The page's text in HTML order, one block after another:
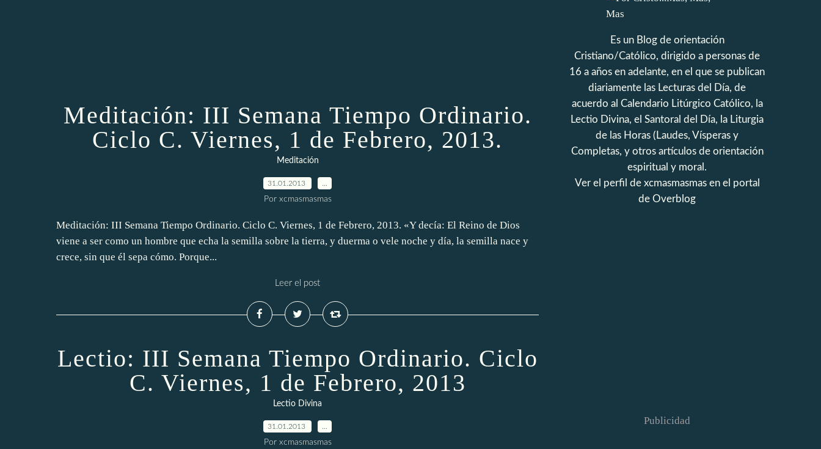
Meditación: III Semana Tiempo Ordinario.
Ciclo C. Viernes, 1 de Febrero, 2013.
Meditación
31.01.2013
Por xcmasmasmas
Meditación: III Semana Tiempo Ordinario. Ciclo C. Viernes, 1 de Febrero, 2013. «Y decía: El Reino de Dios
viene a ser como un hombre que echa la semilla sobre la tierra, y duerma o vele noche y día, la semilla nace y
crece, sin que él sepa cómo. Porque...
Leer el post
Lectio: III Semana Tiempo Ordinario. Ciclo
C. Viernes, 1 de Febrero, 2013
Lectio Divina
31.01.2013
Por xcmasmasmas
Es un Blog de orientación
Cristiano/Católico, dirigido a personas de
16 a años en adelante, en el que se publican
diariamente las Lecturas del Día, de
acuerdo al Calendario Litúrgico Católico, la
Lectio Divina, el Santoral del Día, la Liturgia
de las Horas (Laudes, Vísperas y
Completas, y otros artículos de orientación
espiritual y moral.
Ver el perfil de xcmasmasmasen el portal
de Overblog
Publicidad